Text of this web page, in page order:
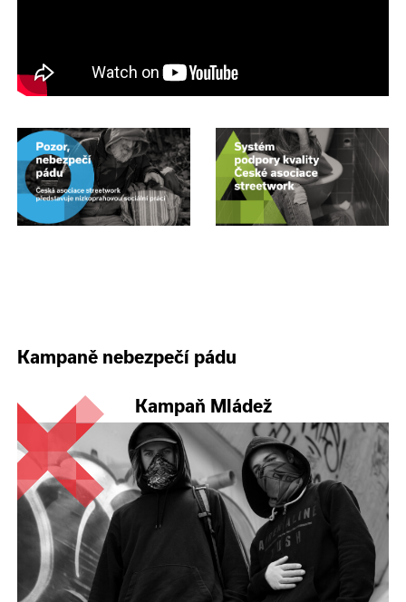
Kampaně nebezpečí pádu
Kampaň Mládež